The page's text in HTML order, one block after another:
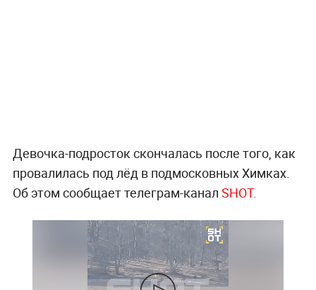
Девочка-подросток скончалась после того, как
провалилась под лёд в подмосковных Химках.
Об этом сообщает телеграм-канал SHOT.